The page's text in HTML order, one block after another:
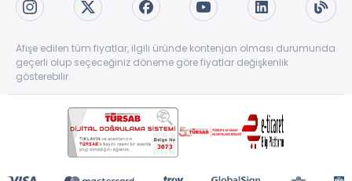
Afişe edilen tüm fiyatlar, ilgili üründe kontenjan olması durumunda
geçerli olup seçeceğiniz döneme göre fiyatlar değişkenlik
gösterebilir.